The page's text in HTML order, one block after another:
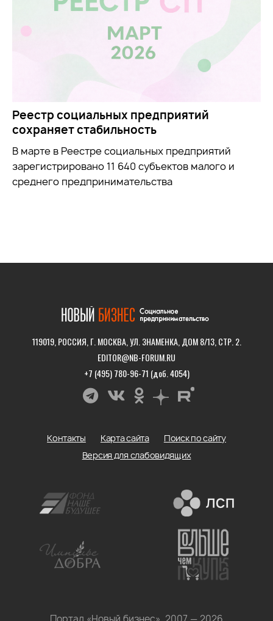
Реестр социальных предприятий
сохраняет стабильность
В марте в Реестре социальных предприятий
зарегистрировано 11 640 субъектов малого и
среднего предпринимательства
119019, РОССИЯ, Г. МОСКВА, УЛ. ЗНАМЕНКА, ДОМ 8/13, СТР. 2.
EDITOR@NB-FORUM.RU
+7 (495) 780-96-71 (доб. 4054)
Контакты Карта сайта
Поиск по сайту
Версия для слабовидящих